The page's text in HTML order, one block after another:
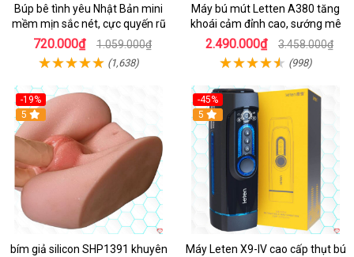
Búp bê tình yêu Nhật Bản mini
mềm mịn sắc nét, cực quyến rũ
720.000₫ 1.059.000₫
(1,638)
Máy bú mút Letten A380 tăng
khoái cảm đỉnh cao, sướng mê
2.490.000₫ 3.458.000₫
(998)
-19%
Hot
5
bím giả silicon SHP1391 khuyên
-45%
Hot
5
Máy Leten X9-IV cao cấp thụt bú